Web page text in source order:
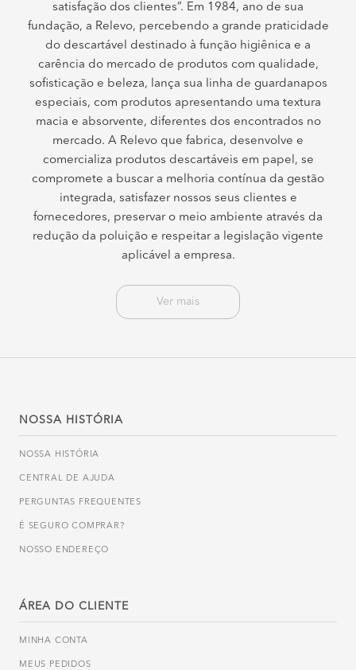
satisfação dos clientes”. Em 1984, ano de sua
fundação, a Relevo, percebendo a grande praticidade
do descartável destinado à função higiênica e a
carência do mercado de produtos com qualidade,
sofisticação e beleza, lança sua linha de guardanapos
especiais, com produtos apresentando uma textura
macia e absorvente, diferentes dos encontrados no
mercado. A Relevo que fabrica, desenvolve e
comercializa produtos descartáveis em papel, se
compromete a buscar a melhoria contínua da gestão
integrada, satisfazer nossos seus clientes e
fornecedores, preservar o meio ambiente através da
redução da poluição e respeitar a legislação vigente
aplicável a empresa.
Ver mais
NOSSA HISTÓRIA
NOSSA HISTÓRIA
CENTRAL DE AJUDA
PERGUNTAS FREQUENTES
É SEGURO COMPRAR?
NOSSO ENDEREÇO
ÁREA DO CLIENTE
MINHA CONTA
MEUS PEDIDOS